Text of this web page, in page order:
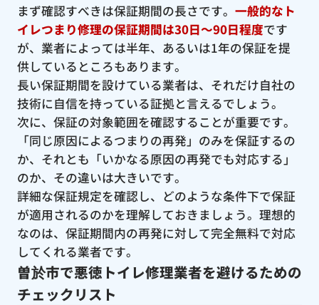
まず確認すべきは保証期間の長さです。 一般的なト
イレつまり修理の保証期間は30日〜90日程度です
が、業者によっては半年、あるいは1年の保証を提
供しているところもあります。
長い保証期間を設けている業者は、それだけ自社の
技術に自信を持っている証拠と言えるでしょう。
次に、保証の対象範囲を確認することが重要です。
「同じ原因によるつまりの再発」のみを保証するの
か、それとも「いかなる原因の再発でも対応する」
のか、その違いは大きいです。
詳細な保証規定を確認し、どのような条件下で保証
が適用されるのかを理解しておきましょう。理想的
なのは、保証期間内の再発に対して完全無料で対応
してくれる業者です。
曽於市で悪徳トイレ修理業者を避けるための
チェックリスト